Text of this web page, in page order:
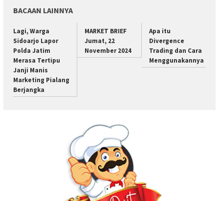
BACAAN LAINNYA
Lagi, Warga
Sidoarjo Lapor
Polda Jatim
Merasa Tertipu
Janji Manis
Marketing Pialang
Berjangka
MARKET BRIEF
Jumat, 22
November 2024
Apa itu
Divergence
Trading dan Cara
Menggunakannya